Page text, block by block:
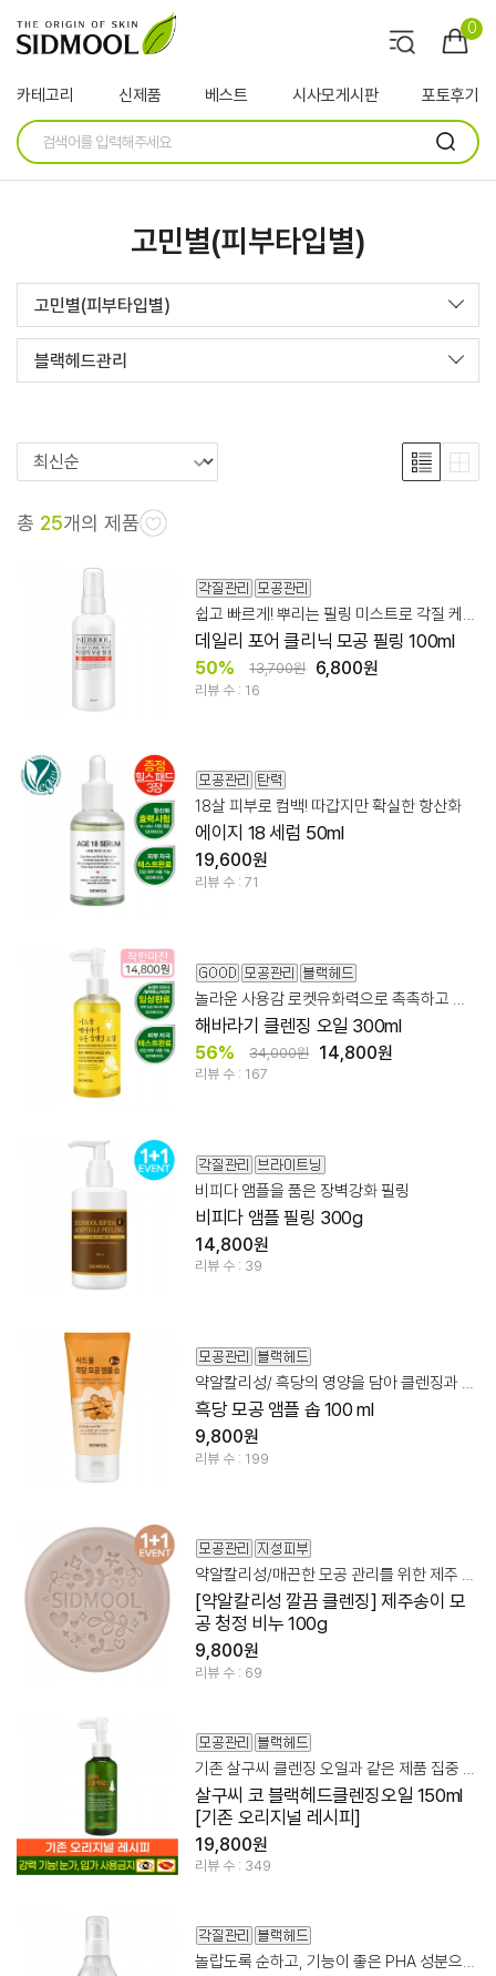
0
카테고리 신제품 베스트 시사모게시판 포토후기
고민별(피부타입별)
고민별(피부타입별)
블랙헤드관리
총 25개의 제품
쉽고 빠르게! 뿌리는 필링 미스트로 각질 케어!
데일리 포어 클리닉 모공 필링 100ml
50% 13,700원 6,800원
리뷰 수 : 16
18살 피부로 컴백! 따갑지만 확실한 항산화
에이지 18 세럼 50ml
19,600원
리뷰 수 : 71
해바라기 클렌징 오일 300ml
56% 34,000원 14,800원
리뷰 수 : 167
비피다 앰플을 품은 장벽강화 필링
비피다 앰플 필링 300g
14,800원
리뷰 수 : 39
약알칼리성/ 흑당의 영양을 담아 클렌징과 포어 관리를 한번에!
흑당 모공 앰플 솝 100 ml
9,800원
리뷰 수 : 199
약알칼리성/매끈한 모공 관리를 위한 제주 모공 비누
[약알칼리성 깔끔 클렌징] 제주송이 모
공 청정 비누 100g
9,800원
리뷰 수 : 69
기존 살구씨 클렌징 오일과 같은 제품 집중 케어 클렌징 오일
살구씨 코 블랙헤드클렌징오일 150ml
[기존 오리지널 레시피]
19,800원
리뷰 수 : 349
놀랍도록 순하고, 기능이 좋은 PHA 성분으로 각질관리!